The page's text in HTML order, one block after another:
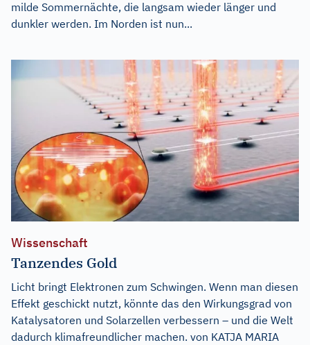
milde Sommernächte, die langsam wieder länger und
dunkler werden. Im Norden ist nun...
Wissenschaft
Tanzendes Gold
Licht bringt Elektronen zum Schwingen. Wenn man diesen
Effekt geschickt nutzt, könnte das den Wirkungsgrad von
Katalysatoren und Solarzellen verbessern – und die Welt
dadurch klimafreundlicher machen. von KATJA MARIA